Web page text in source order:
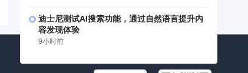
迪士尼测试AI搜索功能，通过自然语言提升内
容发现体验
9小时前